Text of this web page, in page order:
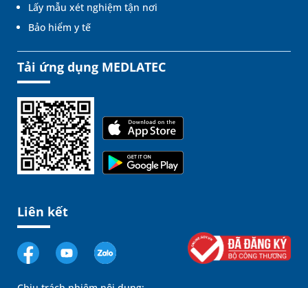
Lấy mẫu xét nghiệm tận nơi
Bảo hiểm y tế
Tải ứng dụng MEDLATEC
Liên kết